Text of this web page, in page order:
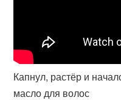
Капнул, растёр и
масло для волос